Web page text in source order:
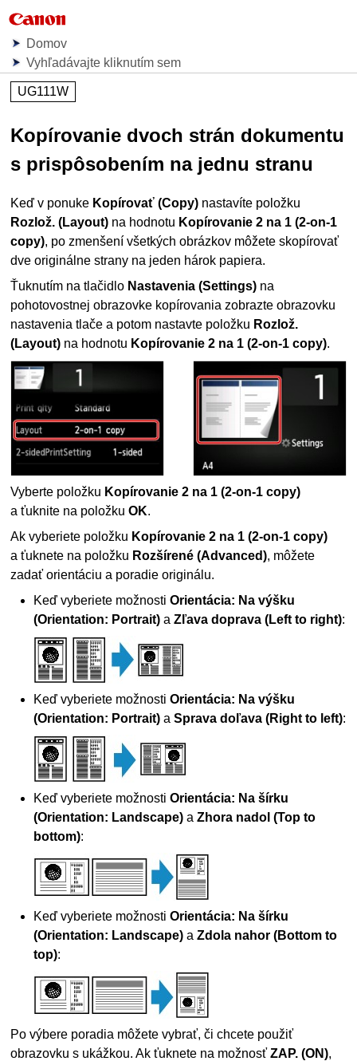
Domov
Vyhľadávajte kliknutím sem
UG111W
Kopírovanie dvoch strán dokumentu
s prispôsobením na jednu stranu
Keď v ponuke Kopírovať (Copy) nastavíte položku
Rozlož. (Layout) na hodnotu Kopírovanie 2 na 1 (2-on-1
copy), po zmenšení všetkých obrázkov môžete skopírovať
dve originálne strany na jeden hárok papiera.
Ťuknutím na tlačidlo Nastavenia (Settings) na
pohotovostnej obrazovke kopírovania zobrazte obrazovku
nastavenia tlače a potom nastavte položku Rozlož.
(Layout) na hodnotu Kopírovanie 2 na 1 (2-on-1 copy).
Vyberte položku Kopírovanie 2 na 1 (2-on-1 copy)
a ťuknite na položkuOK.
Ak vyberiete položku Kopírovanie 2 na 1 (2-on-1 copy)
a ťuknete na položku Rozšírené (Advanced), môžete
zadať orientáciu a poradie originálu.
Keď vyberiete možnostiOrientácia: Na výšku
(Orientation: Portrait) aZľava doprava (Left to right):
Keď vyberiete možnostiOrientácia: Na výšku
(Orientation: Portrait) aSprava doľava (Right to left):
Keď vyberiete možnostiOrientácia: Na šírku
(Orientation: Landscape) aZhora nadol (Top to
bottom):
Keď vyberiete možnostiOrientácia: Na šírku
(Orientation: Landscape) aZdola nahor (Bottom to
top):
Po výbere poradia môžete vybrať, či chcete použiť
obrazovku s ukážkou. Ak ťuknete na možnosťZAP. (ON),